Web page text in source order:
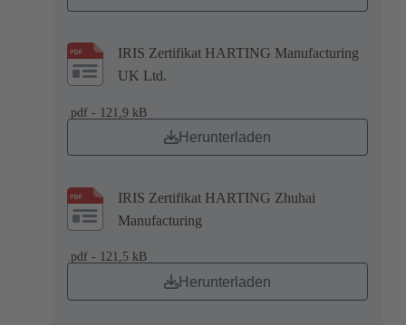
IRIS Zertifikat HARTING Manufacturing
UK Ltd.
.pdf - 121,9 kB
Herunterladen
IRIS Zertifikat HARTING Zhuhai
Manufacturing
.pdf - 121,5 kB
Herunterladen